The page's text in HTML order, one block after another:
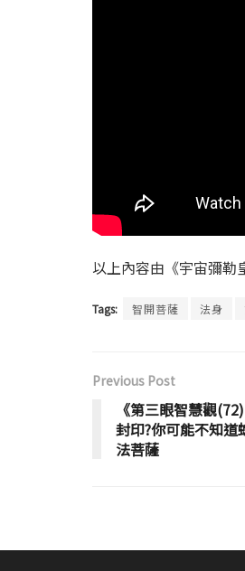
以上內容由《宇宙彌勒
Tags: 智開菩薩 法身
Previous Post
《第三眼智慧觀
封印?你可能不知
法菩薩